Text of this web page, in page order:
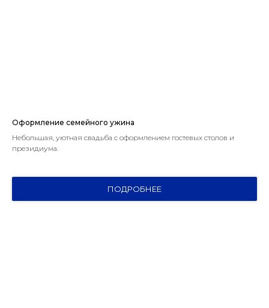
Оформление семейного ужина
Небольшая, уютная свадьба с оформлением гостевых столов и
президиума.
ПОДРОБНЕЕ